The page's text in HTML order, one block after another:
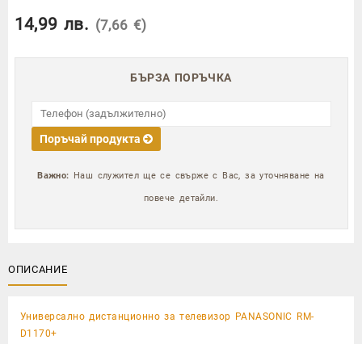
14,99 лв. (7,66 €)
БЪРЗА ПОРЪЧКА
Поръчай продукта
Важно: Наш служител ще се свърже с Вас, за уточняване на
повече детайли.
ОПИСАНИЕ
Универсално дистанционно за телевизор PANASONIC RM-
D1170+